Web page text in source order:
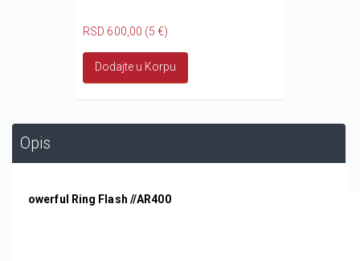
RSD 600,00 (5 €)
Dodajte u Korpu
Opis
owerful Ring Flash //AR400